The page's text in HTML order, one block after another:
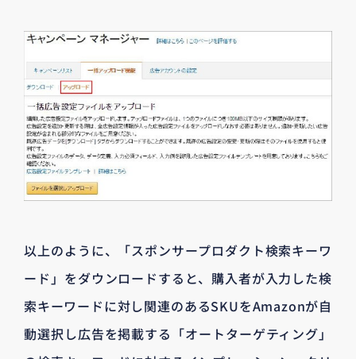
以上のように、「スポンサープロダクト検索キーワ
ード」をダウンロードすると、購入者が入力した検
索キーワードに対し関連のあるSKUをAmazonが自
動選択し広告を掲載する「オートターゲティング」